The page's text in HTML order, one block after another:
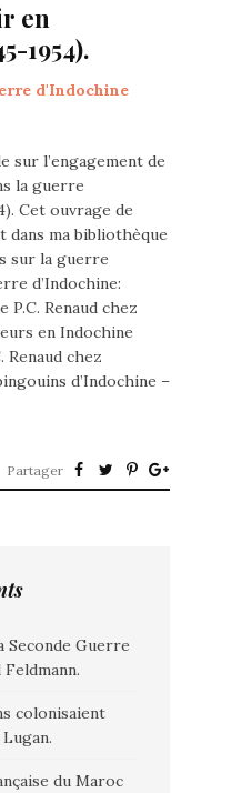
en
1954).
d'Indochine
sur l’engagement de
la guerre
Cet ouvrage de
ma bibliothèque
sur la guerre
d’Indochine:
P.C. Renaud chez
en Indochine
Renaud chez
d’Indochine –
Partager
Seconde Guerre
colonisaient
du Maroc